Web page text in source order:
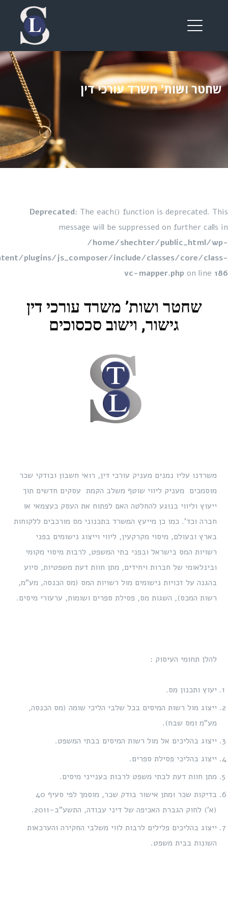
ושות' משרד עורכי דין
Deprecated: The each() function is deprecated.
message will be suppressed on further
/home/shechter/public_html/
content/plugins/js_composer/include/classes/core/
vc-mapper.php on line
שחטר ושות’ משרד עורכי דין
גישור, וישוב סכסוכים
עליו נמנים מעניק עורכי דין, רואי חשבון ובודקי שכר
מעניק ליווי שוטף משלב הקמת עסקים חדשים תוך
וליווי בנוגע להחלטה האם לפתוח את העסק כעצמאי או
וכד’. כמו כן מייעץ המשרד בתכנוני מס מורכבים ללקוחות
ובעולם, מיסוי מקרקעין, ליווי וייצוג נישומים בפני
המס בישראל ובפני בתי המשפט, לרבות מיסוי מקומי
של חברות ויחידים, מתן חוות דעת משפטיות, סיוע
על זכויות נישומים מול רשויות המס (מס הכנסה, מע”מ,
המכס), השגות מס, פסילת ספרים ושומות, ערעורי מיסים.
תחומי העיסוק :
ותכנון מס.
מול רשות המיסים בכל שלבי הליכי שומה (מס הכנסה,
ומס שבח).
בהליכים אל מול רשות המיסים בבתי המשפט.
בהליכי פסילת ספרים.
חוות דעת לבתי משפט לרבות בענייני מיסים.
בדיקות שכר ומתן אישור בודק שכר, מוסמך לפי סעיף 40
לחוק הגברת האכיפה של דיני עבודה, התשע”ב-2011.
בהליכים פלילים לרבות לווי משלבי החקירה והערכאות
בבית משפט.